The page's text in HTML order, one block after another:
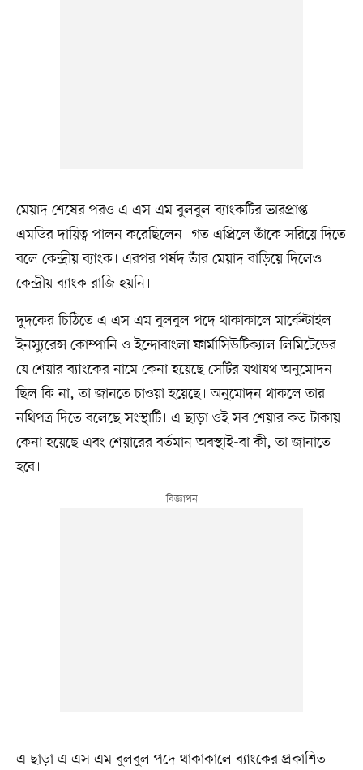
মেয়াদ শেষের পরও এ এস এম বুলবুল ব্যাংকটির ভারপ্রাপ্ত
এমডির দায়িত্ব পালন করেছিলেন। গত এপ্রিলে তাঁকে সরিয়ে দিতে
বলে কেন্দ্রীয় ব্যাংক। এরপর পর্ষদ তাঁর মেয়াদ বাড়িয়ে দিলেও
কেন্দ্রীয় ব্যাংক রাজি হয়নি।
দুদকের চিঠিতে এ এস এম বুলবুল পদে থাকাকালে মার্কেন্টাইল
ইনস্যুরেন্স কোম্পানি ও ইন্দোবাংলা ফার্মাসিউটিক্যাল লিমিটেডের
যে শেয়ার ব্যাংকের নামে কেনা হয়েছে সেটির যথাযথ অনুমোদন
ছিল কি না, তা জানতে চাওয়া হয়েছে। অনুমোদন থাকলে তার
নথিপত্র দিতে বলেছে সংস্থাটি। এ ছাড়া ওই সব শেয়ার কত টাকায়
কেনা হয়েছে এবং শেয়ারের বর্তমান অবস্থাই-বা কী, তা জানাতে
হবে।
এ ছাড়া এ এস এম বুলবুল পদে থাকাকালে ব্যাংকের প্রকাশিত